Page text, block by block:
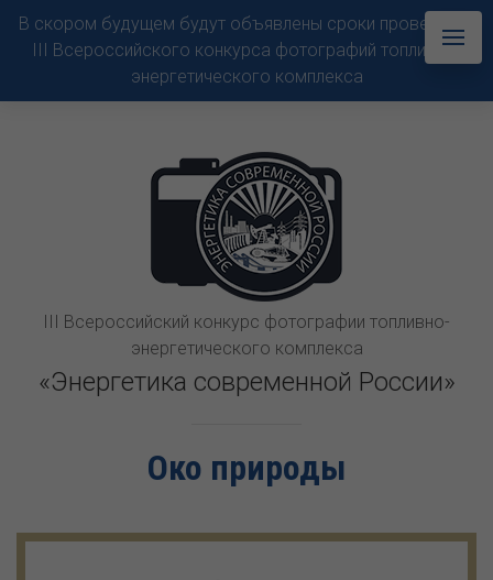
В скором будущем будут объявлены сроки проведения
III Всероссийского конкурса фотографий топливно-
энергетического комплекса
III Всероссийский конкурс фотографии топливно-
энергетического комплекса
«Энергетика современной России»
Око природы